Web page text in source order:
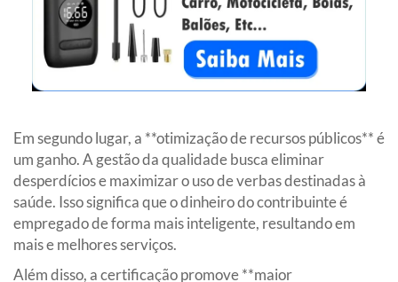
Em segundo lugar, a **otimização de recursos públicos** é
um ganho. A gestão da qualidade busca eliminar
desperdícios e maximizar o uso de verbas destinadas à
saúde. Isso significa que o dinheiro do contribuinte é
empregado de forma mais inteligente, resultando em
mais e melhores serviços.
Além disso, a certificação promove **maior